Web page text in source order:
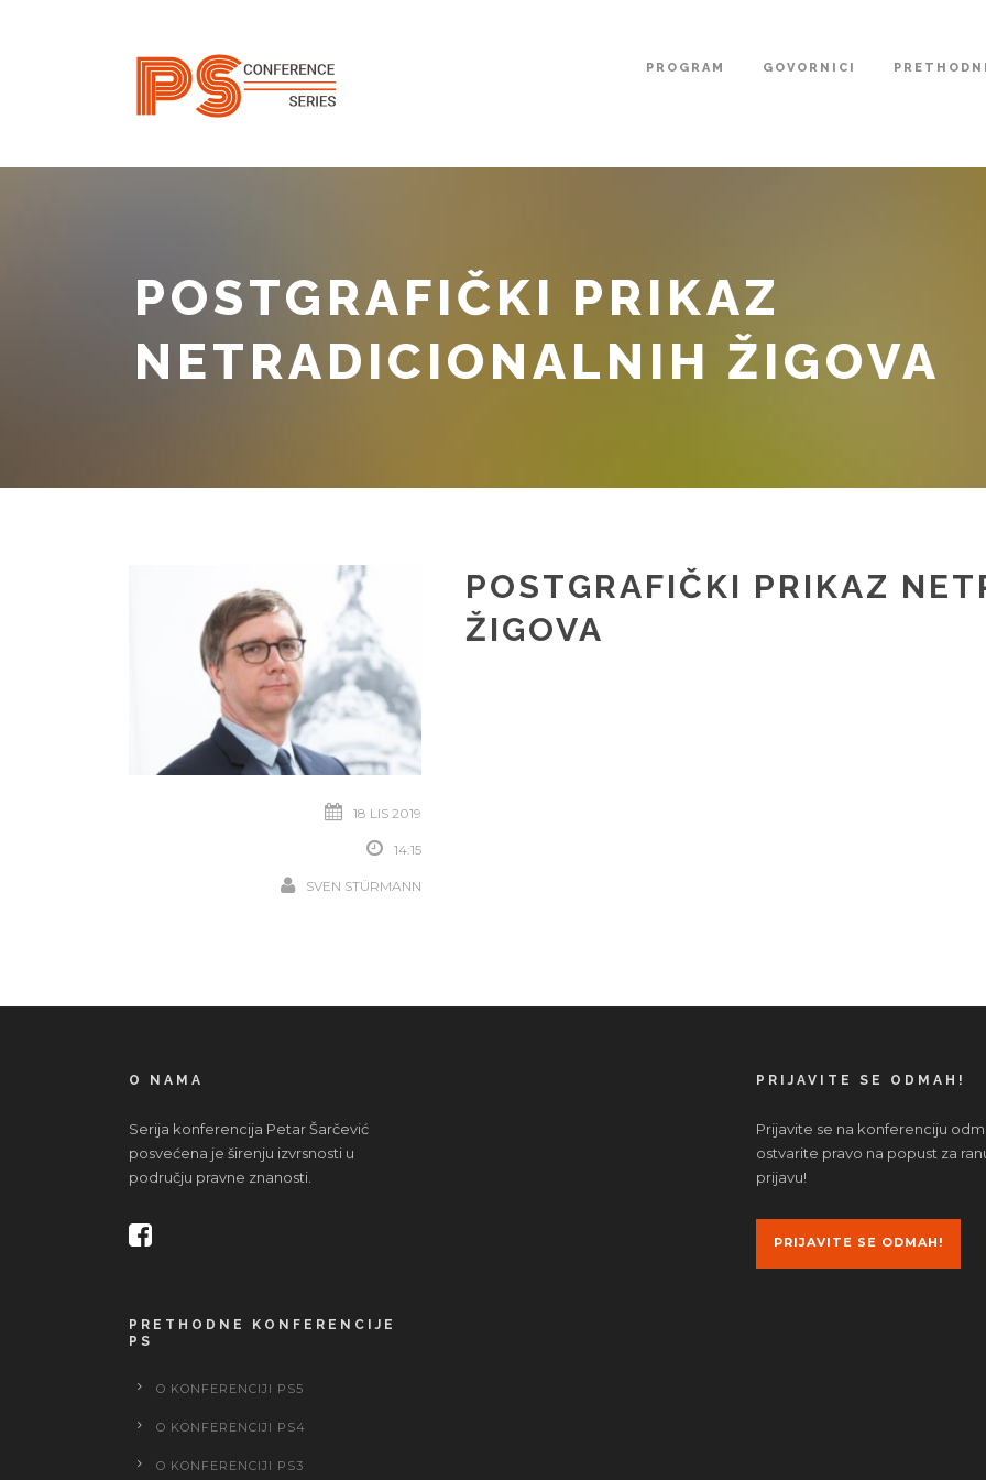
PROGRAM GOVORNICI
POSTGRAFIČKI PRIKAZ
NETRADICIONALNIH ŽIGOVA
18 LIS 2019
14:15
SVEN STÜRMANN
POSTGRAFIČKI PRIKAZ
ŽIGOVA
O NAMA
Serija konferencija Petar Šarčević
posvećena je širenju izvrsnosti u
području pravne znanosti.
PRETHODNE KONFERENCIJE
PS
O KONFERENCIJI PS5
O KONFERENCIJI PS4
O KONFERENCIJI PS3
PRIJAVITE SE ODMAH!
Prijavite se na konferenciju
ostvarite pravo na popust za
prijavu!
PRIJAVITE SE ODMAH!